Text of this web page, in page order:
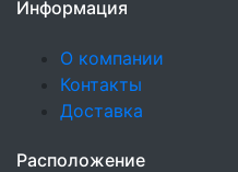
Информация
О компании
Контакты
Доставка
Расположение